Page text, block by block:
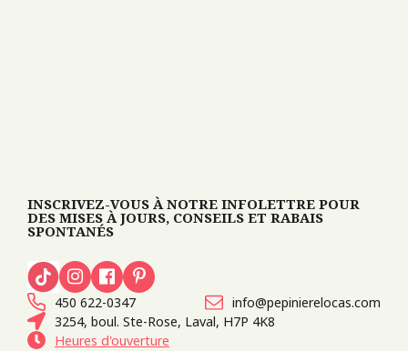
INSCRIVEZ-VOUS À NOTRE INFOLETTRE POUR
DES MISES À JOURS, CONSEILS ET RABAIS
SPONTANÉS
450 622-0347
info@pepinierelocas.com
3254, boul. Ste-Rose, Laval, H7P 4K8
Heures d'ouverture